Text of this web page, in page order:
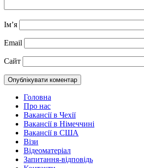
Ім’я
Email
Сайт
Головна
Про нас
Вакансії в Чехії
Вакансії в Німеччині
Вакансії в США
Візи
Відеоматеріал
Запитання-відповідь